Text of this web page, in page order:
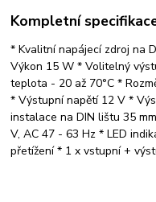
Kompletní
* Kvalitní napájecí zdroj na
Výkon 15 W * Volitelný
teplota - 20 až 70°C *
* Výstupní napětí 12 V *
instalace na DIN lištu 35
V, AC 47 - 63 Hz * LED
přetížení * 1 x vstupní +